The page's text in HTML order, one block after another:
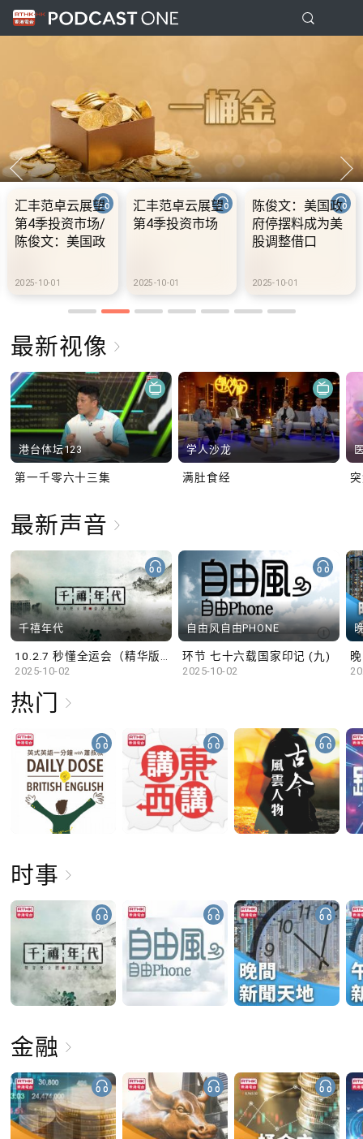
汇丰范卓云展望
第4季投资市场/
陈俊文：美国政
股调整借口
2025-10-01
汇丰范卓云展望
第4季投资市场
2025-10-01
陈俊文：美国政
府停摆料成为美
股调整借口
2025-10-01
最新视像
港台体坛123
第一千零六十三集
学人沙龙
满肚食经
最新声音
千禧年代
2025-10-02
自由风自由PHONE
环节 七十六载国家印记 (九)
2025-10-02
热门
时事
金融